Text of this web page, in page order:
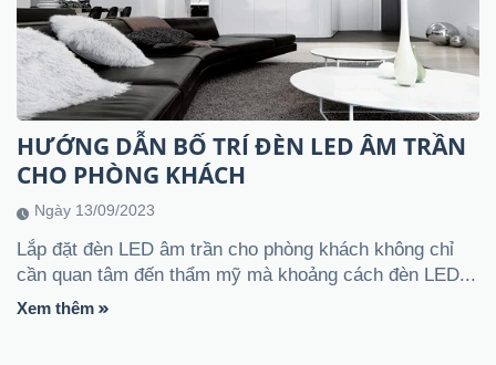
HƯỚNG DẪN BỐ TRÍ ĐÈN LED ÂM TRẦN
CHO PHÒNG KHÁCH
Ngày 13/09/2023
Lắp đặt đèn LED âm trần cho phòng khách không chỉ
cần quan tâm đến thẩm mỹ mà khoảng cách đèn LED...
Xem thêm